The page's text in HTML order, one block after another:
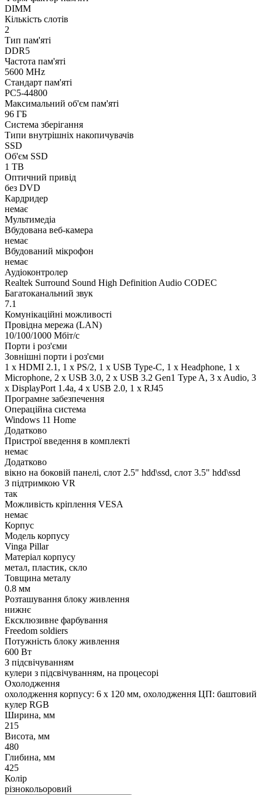
DIMM
Кількість слотів
2
Тип пам'яті
DDR5
Частота пам'яті
5600 MHz
Стандарт пам'яті
PC5-44800
Максимальний об'єм пам'яті
96 ГБ
Система зберігання
Типи внутрішніх накопичувачів
SSD
Об'єм SSD
1 TB
Оптичний привід
без DVD
Кардридер
немає
Мультимедіа
Вбудована веб-камера
немає
Вбудований мікрофон
немає
Аудіоконтролер
Realtek Surround Sound High Definition Audio CODEC
Багатоканальний звук
7.1
Комунікаційні можливості
Провідна мережа (LAN)
10/100/1000 Мбіт/с
Порти і роз'єми
Зовнішні порти і роз'єми
1 x HDMI 2.1, 1 x PS/2, 1 x USB Type-C, 1 x Нeadphone, 1 х
Microphone, 2 x USB 3.0, 2 x USB 3.2 Gen1 Type A, 3 x Audio, 3
x DisplayPort 1.4a, 4 x USB 2.0, 1 x RJ45
Програмне забезпечення
Операційна система
Windows 11 Home
Додатково
Пристрої введення в комплекті
немає
Додатково
вікно на боковій панелі, слот 2.5" hdd\ssd, слот 3.5" hdd\ssd
З підтримкою VR
так
Можливість кріплення VESA
немає
Корпус
Модель корпусу
Vinga Pillar
Матеріал корпусу
метал, пластик, скло
Товщина металу
0.8 мм
Розташування блоку живлення
нижнє
Ексклюзивне фарбування
Freedom soldiers
Потужність блоку живлення
600 Вт
З підсвічуванням
кулери з підсвічуванням, на процесорі
Охолодження
охолодження корпусу: 6 x 120 мм, охолодження ЦП: баштовий
кулер RGB
Ширина, мм
215
Висота, мм
480
Глибина, мм
425
Колір
різнокольоровий